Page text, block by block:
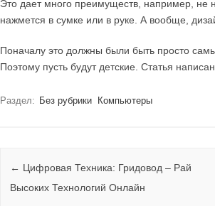
Это дает много преимуществ, например, не
нажмется в сумке или в руке. А вообще,
Поначалу это должны были быть просто
Поэтому пусть будут детские. Статья
Раздел: Без рубрики Компьютеры
Навигация по записям
← Цифровая Техника: Гридовод – Рай
Высоких Технологий Онлайн